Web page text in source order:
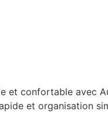
et confortable avec
et organisation